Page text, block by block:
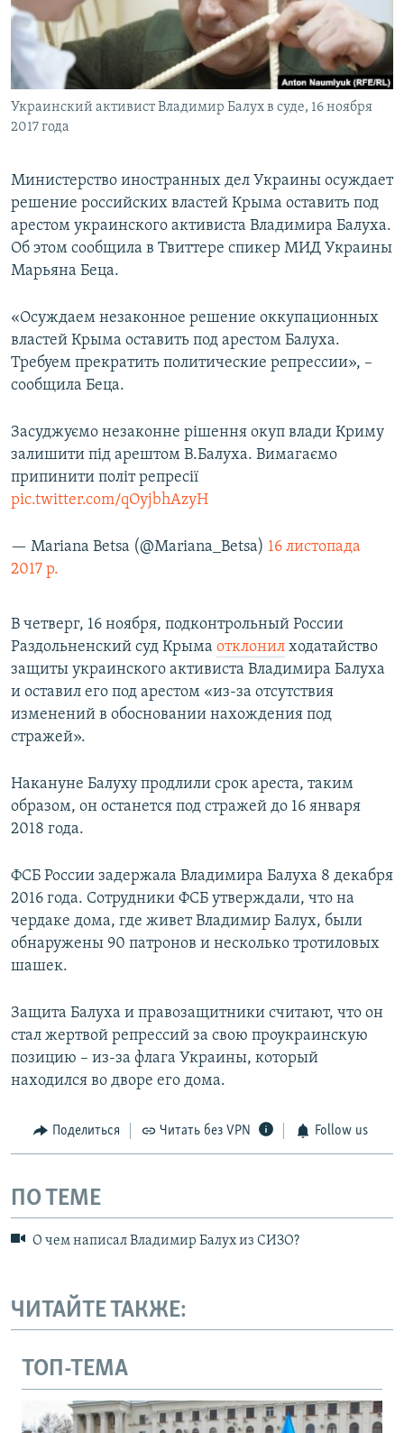
ПОБЕДИТЕЛЕЙ НЕ СУДЯТ?
КРЫМ.НЕПОКОРЕННЫЙ
ELIFBE
УКРАИНСКАЯ ПРОБЛЕМА КРЫМА
ПРИСОЕДИНЯЙТЕСЬ!
Все сайты RFE/RL
Украинский активист Владимир Балух в суде, 16 ноября
2017 года
Министерство иностранных дел Украины осуждает
решение российских властей Крыма оставить под
арестом украинского активиста Владимира Балуха.
Об этом сообщила в Твиттере спикер МИД Украины
Марьяна Беца.
«Осуждаем незаконное решение оккупационных
властей Крыма оставить под арестом Балуха.
Требуем прекратить политические репрессии», –
сообщила Беца.
Засуджуємо незаконне рішення окуп влади Криму
залишити під арештом В.Балуха. Вимагаємо
припинити політ репресії
pic.twitter.com/qOyjbhAzyH
— Mariana Betsa (@Mariana_Betsa) 16 листопада
2017 р.
В четверг, 16 ноября, подконтрольный России
Раздольненский суд Крыма отклонил ходатайство
защиты украинского активиста Владимира Балуха
и оставил его под арестом «из-за отсутствия
изменений в обосновании нахождения под
стражей».
Накануне Балуху продлили срок ареста, таким
образом, он останется под стражей до 16 января
2018 года.
ФСБ России задержала Владимира Балуха 8 декабря
2016 года. Сотрудники ФСБ утверждали, что на
чердаке дома, где живет Владимир Балух, были
обнаружены 90 патронов и несколько тротиловых
шашек.
Защита Балуха и правозащитники считают, что он
стал жертвой репрессий за свою проукраинскую
позицию – из-за флага Украины, который
находился во дворе его дома.
Поделиться Читать без VPN Follow us
ПО ТЕМЕ
О чем написал Владимир Балух из СИЗО?
ЧИТАЙТЕ ТАКЖЕ:
ТОП-ТЕМА